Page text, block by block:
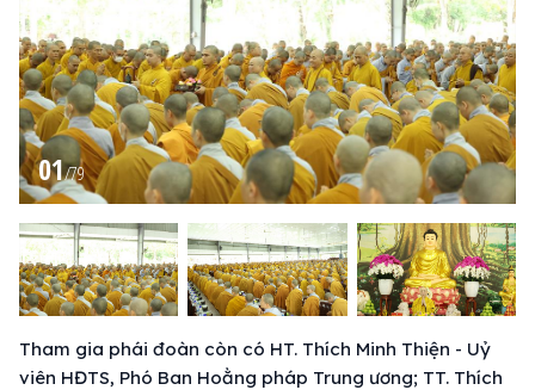
01/79
Tham gia phái đoàn còn có HT. Thích Minh Thiện - Uỷ
viên HĐTS, Phó Ban Hoằng pháp Trung ương; TT. Thích